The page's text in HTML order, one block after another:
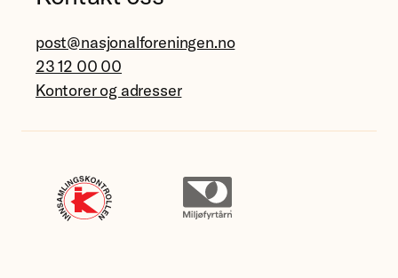
post@nasjonalforeningen.no
23 12 00 00
Kontorer og adresser